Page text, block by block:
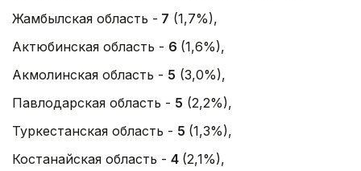
Жамбылская область - 7 (1,7%),
Актюбинская область - 6 (1,6%),
Акмолинская область - 5 (3,0%),
Павлодарская область - 5 (2,2%),
Туркестанская область - 5 (1,3%),
Костанайская область - 4 (2,1%),